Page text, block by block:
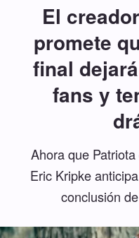
El
promete
final
fans y
Ahora que
Eric Kripke
conclusión